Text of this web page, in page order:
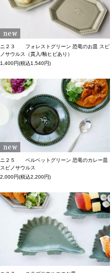
ニ２３ フォレストグリーン 恐竜のお皿 スピ
ノサウルス（貫入/釉ヒビあり）
1,400円(税込1,540円)
ニ２５ ベルベットグリーン 恐竜のカレー皿
スピノサウルス
2,000円(税込2,200円)